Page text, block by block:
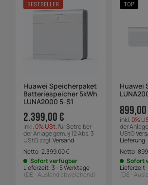
BESTSELLER
Huawei Speicherpaket
Batteriespeicher 5kWh
LUNA2000 5-S1
2.399,00 €
inkl. 0% USt.für Betreiber
der Anlage gem. § 12 Abs. 3
UStG zzgl.Versand
Netto:2.399,00€
Sofort verfügbar
Lieferzeit:3 - 5 Werktage
(DE - Ausland abweichend)
TOP
Huawei
inkl. 0%
der
UStG
Lieferung
Netto:
Sofort
Lieferzeit:
(DE -